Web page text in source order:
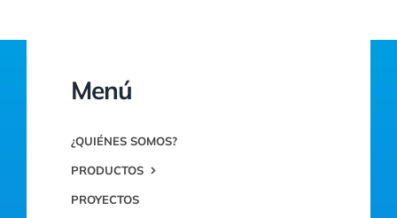
Menú
¿QUIÉNES SOMOS?
PRODUCTOS
PROYECTOS